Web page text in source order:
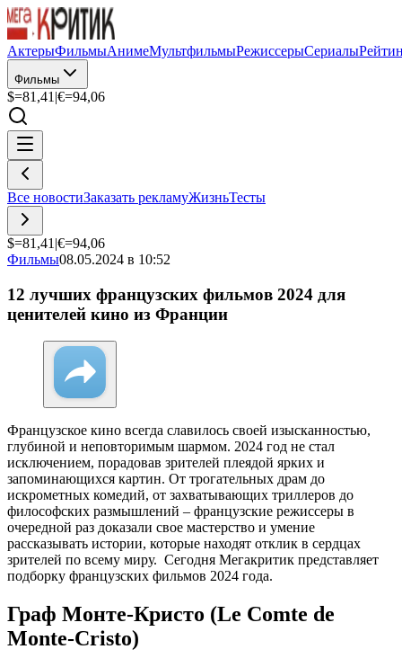
АктерыФильмыАнимеМультфильмыРежиссерыСериалы
Фильмы
$=81,41 |€=94,06
Все новостиЗаказать рекламуЖизньТесты
$=81,41 |€=94,06
Фильмы08.05.2024 в 10:52
12 лучших французских фильмов 2024 для
ценителей кино из Франции
Французское кино всегда славилось своей изысканностью,
глубиной и неповторимым шармом. 2024 год не стал
исключением, порадовав зрителей плеядой ярких и
запоминающихся картин. От трогательных драм до
искрометных комедий, от захватывающих триллеров до
философских размышлений – французские режиссеры в
очередной раз доказали свое мастерство и умение
рассказывать истории, которые находят отклик в сердцах
зрителей по всему миру. Сегодня Мегакритик представляет
подборку французских фильмов 2024 года.
Граф Монте-Кристо (Le Comte de
Monte-Cristo)